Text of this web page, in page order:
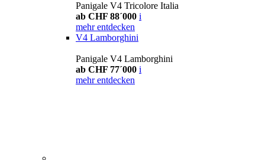
Panigale V4 Tricolore Italia
ab CHF 88´000 i
mehr entdecken
V4 Lamborghini
Panigale V4 Lamborghini
ab CHF 77´000 i
mehr entdecken